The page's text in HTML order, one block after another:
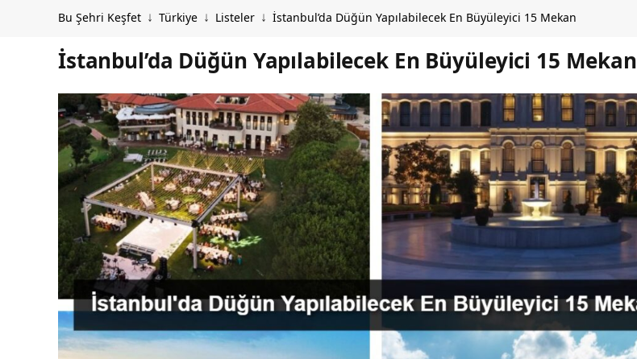
Bu Şehri Keşfet ↓ Türkiye ↓ Listeler ↓ İstanbul’da Düğün Yapılabilecek En Büyüleyici 15 Mekan
İstanbul’da Düğün Yapılabilecek En Büyüleyici 15 Mekan